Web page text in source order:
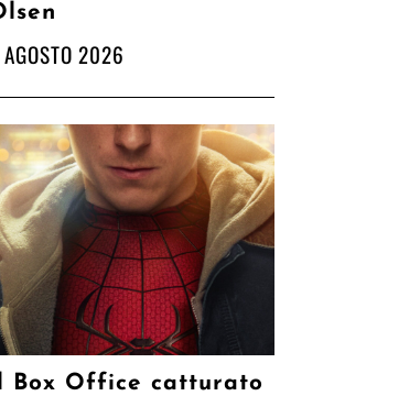
2026
Il Box Office catturato